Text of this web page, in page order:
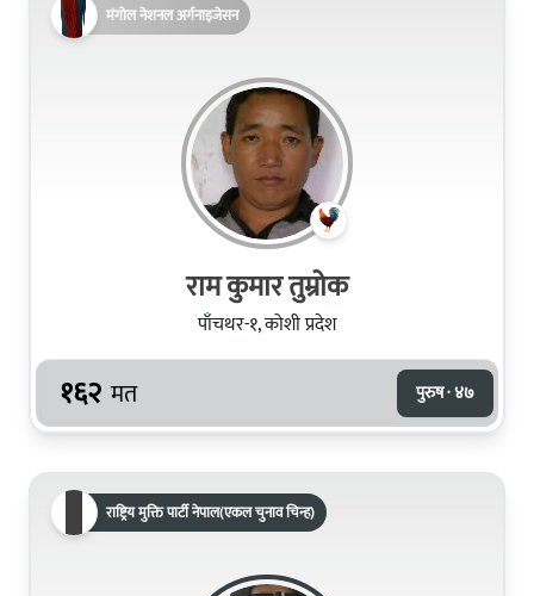
मंगोल नेशनल अर्गनाइजेसन
राम कुमार तुम्रोक
पाँचथर-१, कोशी प्रदेश
१६२ मत पुरुष · ४७
राष्ट्रिय मुक्ति पार्टी नेपाल(एकल चुनाव चिन्ह)